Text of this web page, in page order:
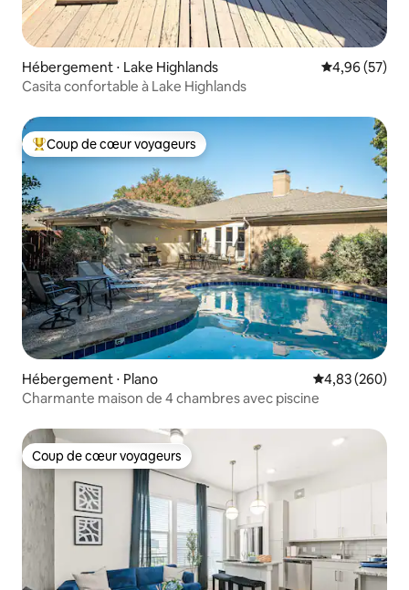
Hébergement ⋅ Lake Highlands Évaluation
4,96 (57)
Casita confortable à Lake Highlands
Coups de cœur voyageurs les plus appréciés
Coup de cœur voyageurs
Hébergement ⋅ Plano Évaluation
4,83 (260)
Charmante maison de 4 chambres avec piscine
Coup de cœur voyageurs
Coup de cœur voyageurs